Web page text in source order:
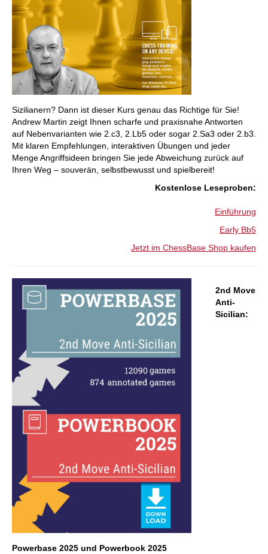
Sizilianern? Dann ist dieser Kurs genau das Richtige für Sie!
Andrew Martin zeigt Ihnen scharfe und praxisnahe Antworten
auf Nebenvarianten wie 2.c3, 2.Lb5 oder sogar 2.Sa3 oder 2.b3.
Mit klaren Empfehlungen, interaktiven Übungen und jeder
Menge Angriffsideen bringen Sie jede Abweichung zurück auf
Ihren Weg – souverän, selbstbewusst und spielbereit!
:Kostenlose Leseproben
Einführung
Early Bb5
Jetzt im ChessBase Shop kaufen
2nd Move
Anti-
Sicilian:
Powerbase 2025 und Powerbook 2025